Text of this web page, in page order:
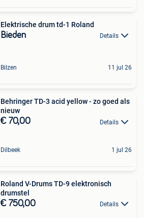
Elektrische drum td-1 Roland
Bieden Details
Bilzen 11 jul 26
Behringer TD-3 acid yellow - zo goed als
nieuw
€ 70,00 Details
Dilbeek 1 jul 26
Roland V-Drums TD-9 elektronisch
drumstel
€ 750,00 Details